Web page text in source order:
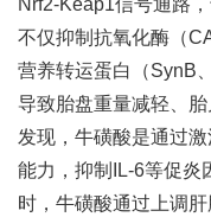
台
成
果
转
不仅抑制抗氧化酶（
营养转运蛋白（SynB
导致胎盘重量减轻、
发现，牛磺酸是通过
能力，抑制IL-6等促炎
时，牛磺酸通过上调